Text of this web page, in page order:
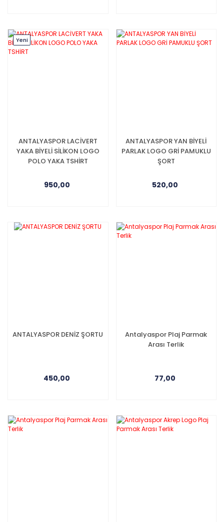
Yeni
ANTALYASPOR LACİVERT
YAKA BİYELİ SİLİKON LOGO
POLO YAKA TSHİRT
950,00
ANTALYASPOR YAN BİYELİ
PARLAK LOGO GRİ PAMUKLU
ŞORT
520,00
ANTALYASPOR DENİZ ŞORTU
450,00
Antalyaspor Plaj Parmak
Arası Terlik
77,00